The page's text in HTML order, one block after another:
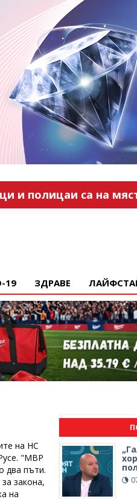
и полицаи са на
19 ЗДРАВЕ
на НС
"МВР
два пъти.
закона,
на